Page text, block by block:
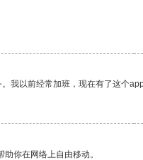
以前经常加班，现在有了这个
你在网络上自由移动。